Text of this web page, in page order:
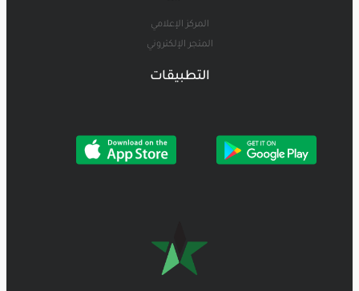
المركز الإعلامي
المتجر الإلكتروني
التطبيقات